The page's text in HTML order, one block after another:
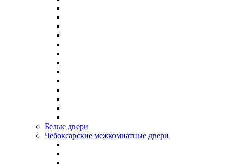
Белые двери
Чебоксарские межкомнатные двери